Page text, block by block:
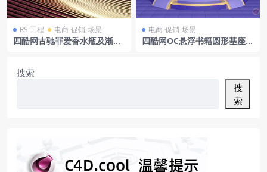
RS 工程 电商-促销-场景
四酷网古驰罪爱香水瓶及渐变
电商-促销-场景
四酷网OC悬浮书籍圆形基座蓝
搜索
搜
索